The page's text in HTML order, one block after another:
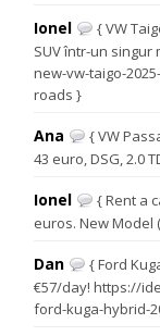
Ionel
{ VW
SUV într-un
new-vw-taigo-
roads }
Ana
{ VW
43 euro, DSG, 2.0
Ionel
{ Rent a
euros. New Model
Dan
{ Ford
€57/day! https://
ford-kuga-hybrid-